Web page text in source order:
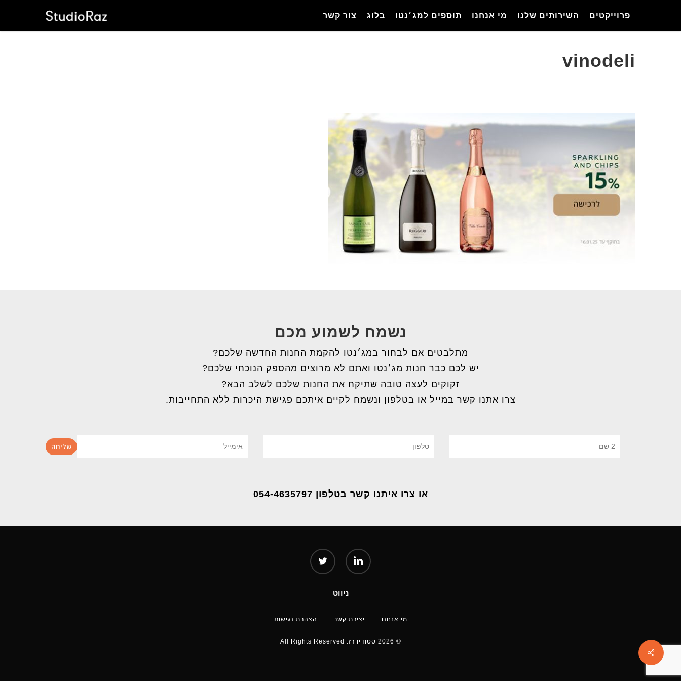
main
פרוייקטים השירותים שלנו מי אנחנו תוספים למג׳נטו בלוג צור קשר
vinodeli
נשמח לשמוע מכם
מתלבטים אם לבחור במג׳נטו להקמת החנות החדשה שלכם?
יש לכם כבר חנות מג׳נטו ואתם לא מרוצים מהספק הנוכחי שלכם?
זקוקים לעצה טובה שתיקח את החנות שלכם לשלב הבא?
צרו אתנו קשר במייל או בטלפון ונשמח לקיים איתכם פגישת היכרות ללא התחייבות.
או צרו איתנו קשר בטלפון 054-4635797
twitter linkedin
ניווט
מי אנחנו יצירת קשר הצהרת נגישות
© 2026 סטודיו רז. All Rights Reserved